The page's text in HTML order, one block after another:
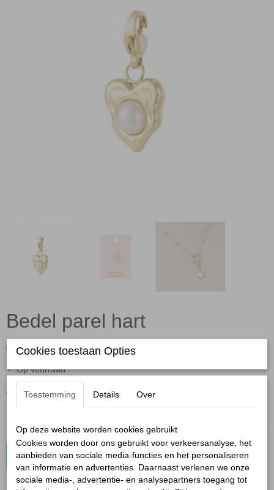
Bedel parel hart
€ 7,95 (inclusief btw 21%)
✓Op voorraad
Aantal
In winkelwagen
Cookies toestaan Opties
Toestemming Details Over
Op deze website worden cookies gebruikt
Cookies worden door ons gebruikt voor verkeersanalyse, het
aanbieden van sociale media-functies en het personaliseren
van informatie en advertenties. Daarnaast verlenen we onze
sociale media-, advertentie- en analysepartners toegang tot